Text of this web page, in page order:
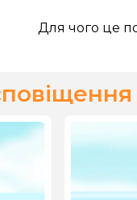
Для чого це